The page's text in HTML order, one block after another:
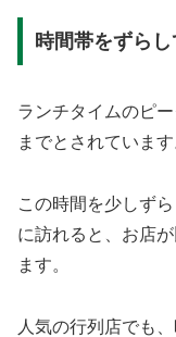
時間帯をずら
ランチタイムのピ
までとされています
この時間を少しず
に訪れると、お店
ます。
人気の行列店でも